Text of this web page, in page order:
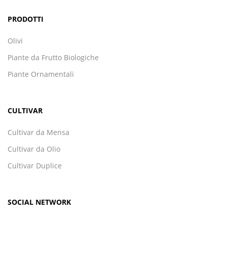
PRODOTTI
Olivi
Piante da Frutto Biologiche
Piante Ornamentali
CULTIVAR
Cultivar da Mensa
Cultivar da Olio
Cultivar Duplice
SOCIAL NETWORK